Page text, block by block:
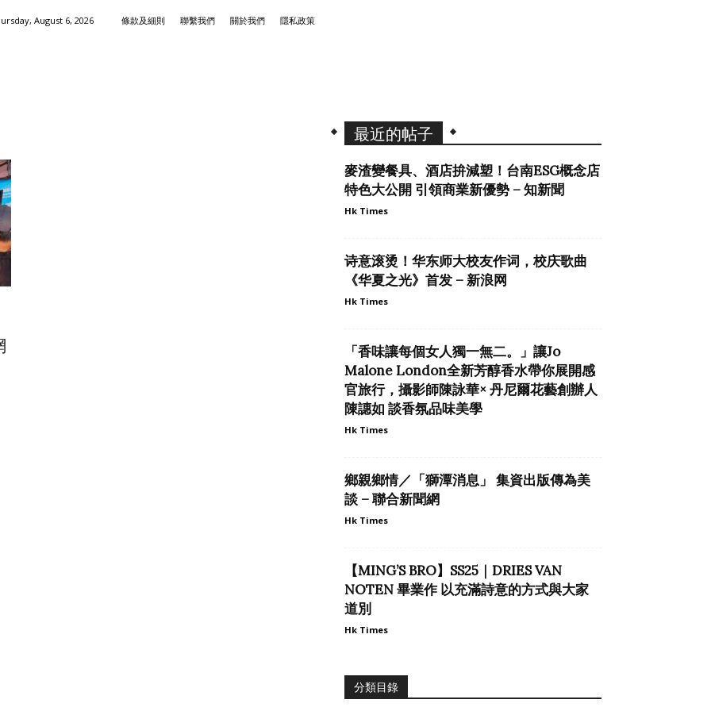
August 6, 2026 條款及細則 聯繫我們 關於我們 隱私政策
最近的帖子
麥渣變餐具、酒店拚減塑！台南ESG概念店
特色大公開 引領商業新優勢 – 知新聞
Hk Times
诗意滚烫！华东师大校友作词，校庆歌曲
《华夏之光》首发 – 新浪网
Hk Times
「香味讓每個女人獨一無二。」讓Jo
Malone London全新芳醇香水帶你展開感
官旅行，攝影師陳詠華× 丹尼爾花藝創辦人
陳譓如 談香氛品味美學
Hk Times
鄉親鄉情／「獅潭消息」 集資出版傳為美
談 – 聯合新聞網
Hk Times
【MING’S BRO】SS25｜DRIES VAN
NOTEN 畢業作 以充滿詩意的方式與大家
道別
Hk Times
分類目錄